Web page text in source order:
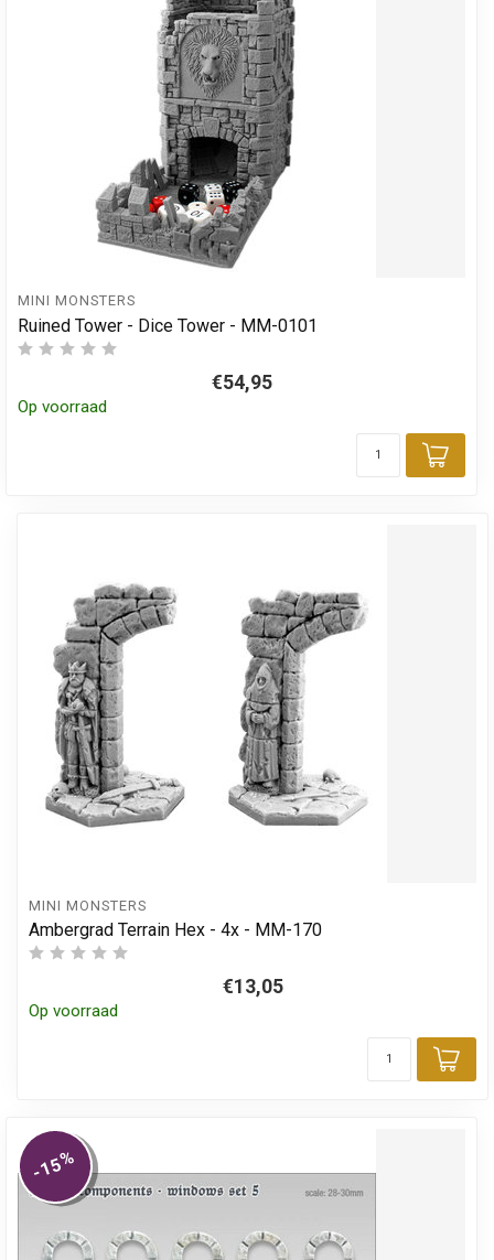
MINI MONSTERS
Ruined Tower - Dice Tower - MM-0101
€54,95
Op voorraad
MINI MONSTERS
Ambergrad Terrain Hex - 4x - MM-170
€13,05
Op voorraad
-15%